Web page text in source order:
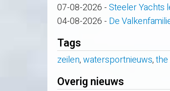
07-08-2026 -Steeler Yachts
04-08-2026 - De
Tags
zeilen,watersportnieuws,
Overig nieuws